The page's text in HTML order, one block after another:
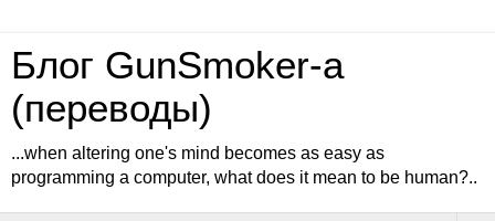
Блог GunSmoker-а
(переводы)
...when altering one's mind becomes as easy as
programming a computer, what does it mean to be human?..